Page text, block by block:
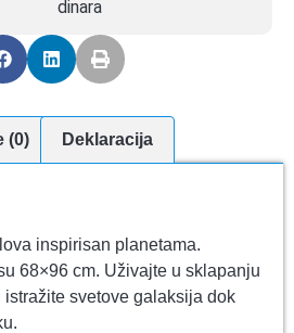
dinara
(0) Deklaracija
inspirisan planetama.
68×96 cm. Uživajte u sklapanju
svetove galaksija dok